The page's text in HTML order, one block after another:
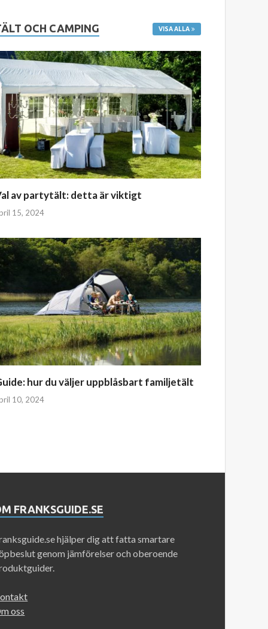
OCH CAMPING VISA ALLA
av partytält: detta är viktigt
15, 2024
hur du väljer uppblåsbart familjetält
10, 2024
FRANKSGUIDE.SE
hjälper dig att fatta smartare
genom jämförelser och oberoende
oss